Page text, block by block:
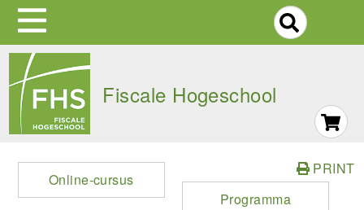
Skip
main
navigation
Fiscale Hogeschool
PRINT
Online-cursus
Programma